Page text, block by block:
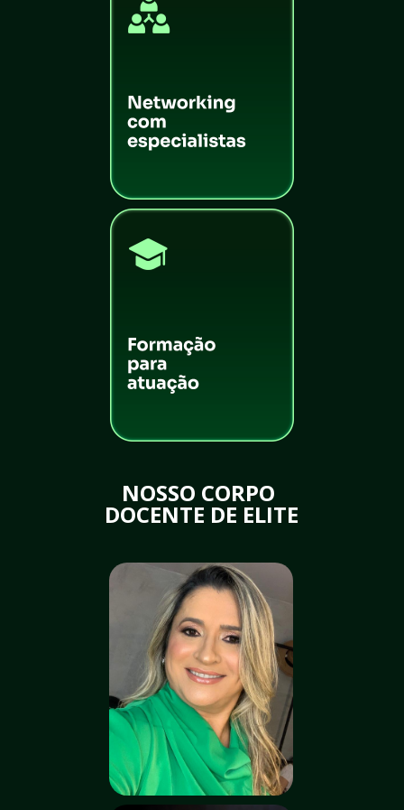
NOSSO CORPO
DOCENTE DE ELITE